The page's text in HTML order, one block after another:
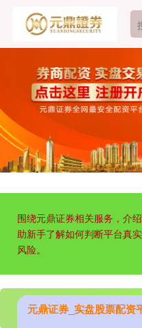
围绕元鼎证券相关服务，介
助新手了解如何判断平台真
风险。
元鼎证券_实盘股票配资